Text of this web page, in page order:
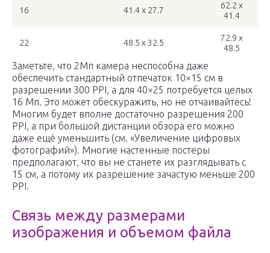
16 41.4 x 27.7
62.2 x
41.4
22 48.5 x 32.5
72.9 x
48.5
Заметьте, что 2Мп камера неспособна даже
обеспечить стандартный отпечаток 10×15 см в
разрешении 300 PPI, а для 40×25 потребуется целых
16 Мп. Это может обескуражить, но не отчаивайтесь!
Многим будет вполне достаточно разрешения 200
PPI, а при большой дистанции обзора его можно
даже ещё уменьшить (см. «Увеличение цифровых
фотографий»). Многие настенные постеры
предполагают, что вы не станете их разглядывать с
15 см, а потому их разрешение зачастую меньше 200
PPI.
Связь между размерами
изображения и объемом файла